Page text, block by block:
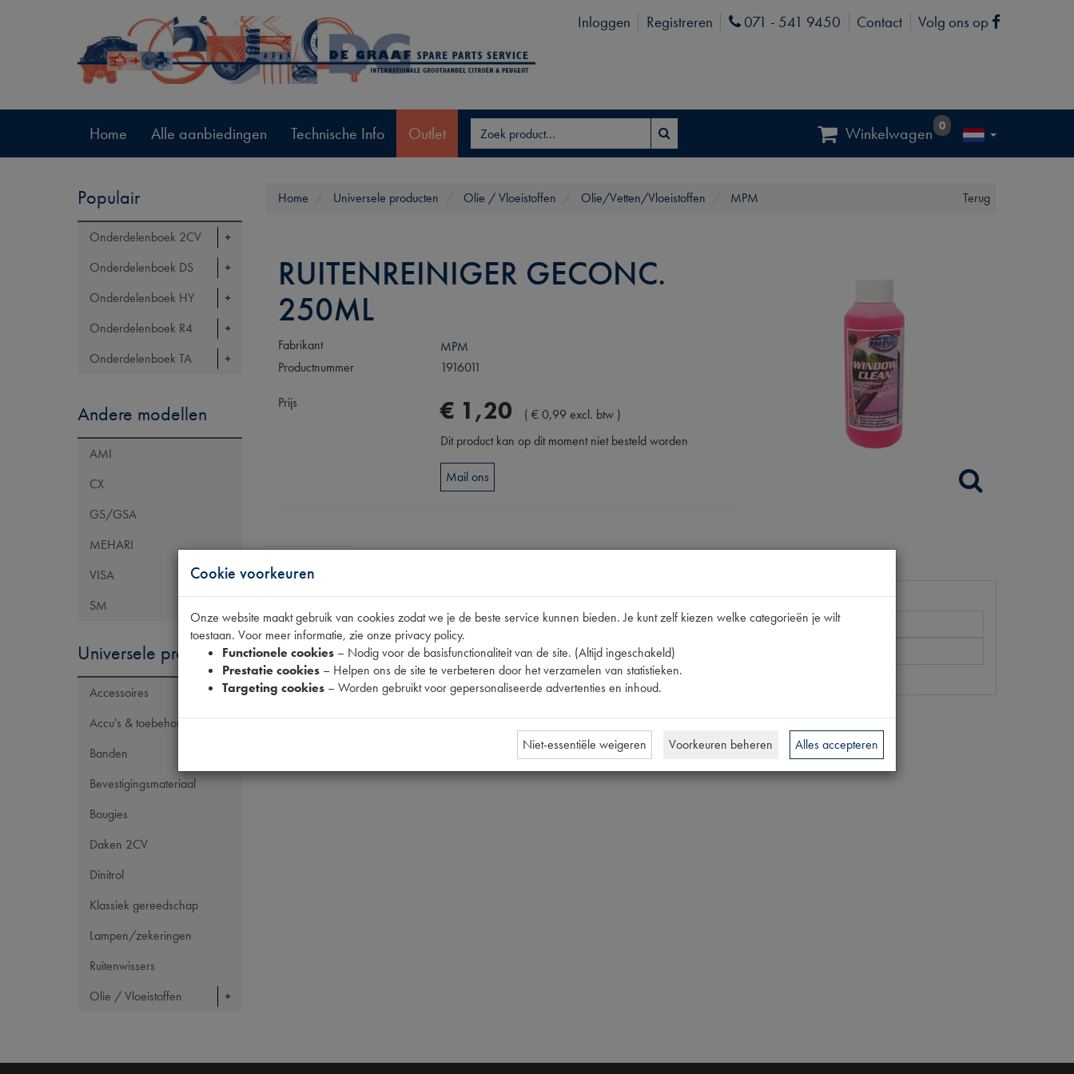
Inloggen Registreren Phone
071 - 541 9450 Contact Volg ons op Facebook
Home Alle aanbiedingen Technische Info Outlet Winkelwagen 0
Populair
Onderdelenboek 2CV
Onderdelenboek DS
Onderdelenboek HY
Onderdelenboek R4
Onderdelenboek TA
Andere modellen
AMI
CX
GS/GSA
MEHARI
VISA
SM
Universele producten
Accessoires
Accu's & toebehoren
Banden
Bevestigingsmateriaal
Bougies
Daken 2CV
Dinitrol
Klassiek gereedschap
Lampen/zekeringen
Ruitenwissers
Olie / Vloeistoffen
Terug
Home Universele producten Olie / Vloeistoffen Olie/Vetten/Vloeistoffen MPM
RUITENREINIGER GECONC.
250ML
Fabrikant
MPM
Productnummer
1916011
Prijs € 1 ,20 (€0,99 excl. btw )
Dit product kan op dit moment niet besteld worden
Mail ons
Eigenschappen
Codes
73250 | ZONDER ANTIV 24
Cookie voorkeuren
Onze website maakt gebruik van cookies zodat we je de beste service kunnen bieden. Je kunt zelf kiezen welke categorieën je wilt
toestaan. Voor meer informatie, zie onze privacy policy.
Functionele cookies – Nodig voor de basisfunctionaliteit van de site. (Altijd ingeschakeld)
Prestatie cookies – Helpen ons de site te verbeteren door het verzamelen van statistieken.
Targeting cookies – Worden gebruikt voor gepersonaliseerde advertenties en inhoud.
Niet-essentiële weigeren Voorkeuren beheren Alles accepteren